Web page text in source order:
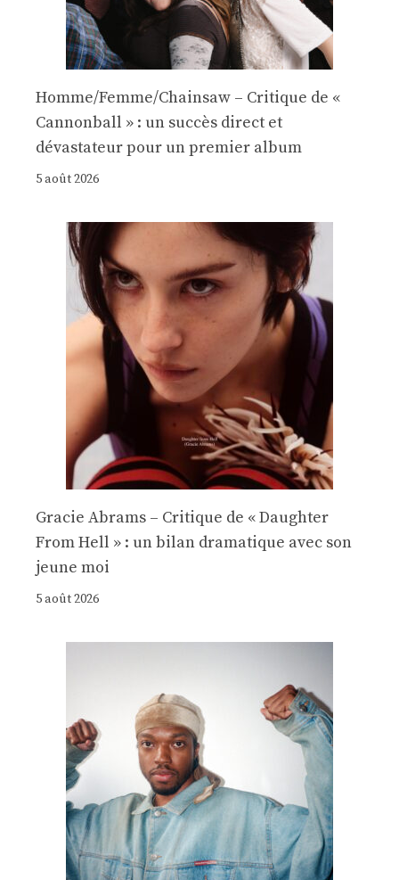
Homme/Femme/Chainsaw – Critique de «
Cannonball » : un succès direct et
dévastateur pour un premier album
5 août 2026
Gracie Abrams – Critique de « Daughter
From Hell » : un bilan dramatique avec son
jeune moi
5 août 2026